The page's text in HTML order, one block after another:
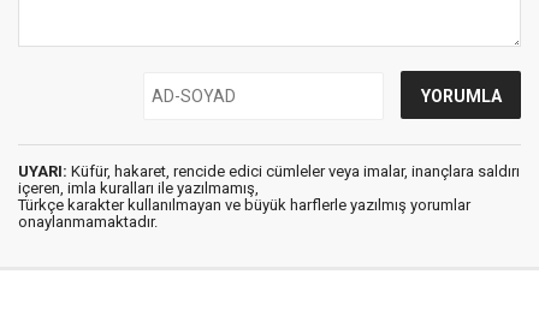
UYARI: Küfür, hakaret, rencide edici cümleler veya imalar, inançlara saldırı
içeren, imla kuralları ile yazılmamış,
Türkçe karakter kullanılmayan ve büyük harflerle yazılmış yorumlar
onaylanmamaktadır.